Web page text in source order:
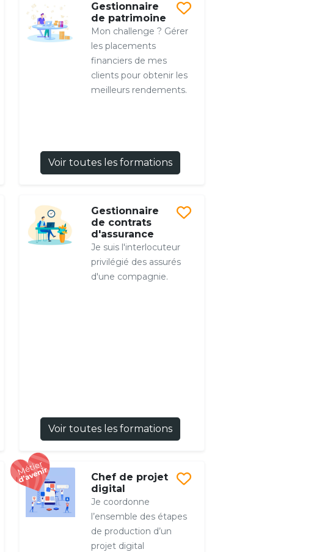
Gestionnaire
de patrimoine
Mon challenge ? Gérer
les placements
financiers de mes
clients pour obtenir les
meilleurs rendements.
Voir toutes les formations
Gestionnaire
de contrats
d'assurance
Je suis l'interlocuteur
privilégié des assurés
d'une compagnie.
Voir toutes les formations
Chef de projet
digital
Je coordonne
l’ensemble des étapes
de production d’un
projet digital